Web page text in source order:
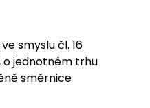
smyslu čl. 16
o jednotném trhu
směrnice